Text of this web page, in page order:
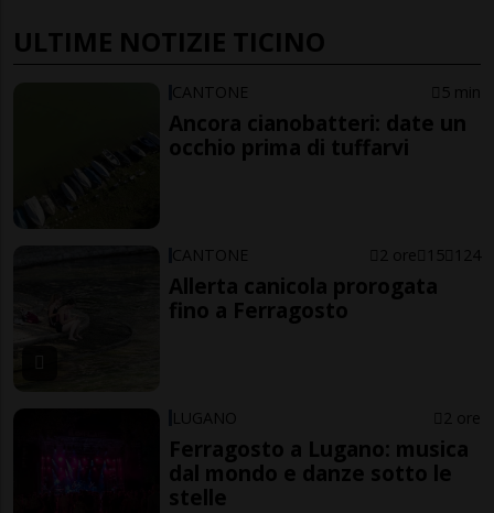
ULTIME NOTIZIE TICINO
CANTONE 5 min
Ancora cianobatteri: date un
occhio prima di tuffarvi
CANTONE 2 ore 15 124
Allerta canicola prorogata
fino a Ferragosto
LUGANO 2 ore
Ferragosto a Lugano: musica
dal mondo e danze sotto le
stelle